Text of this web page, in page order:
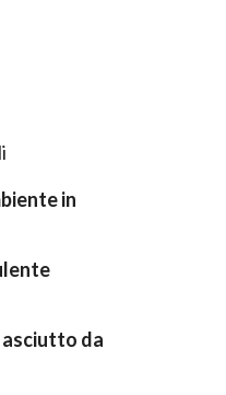
in
da